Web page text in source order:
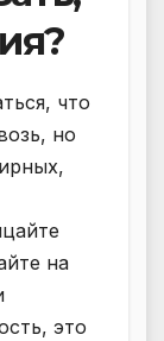
что
но
на
это